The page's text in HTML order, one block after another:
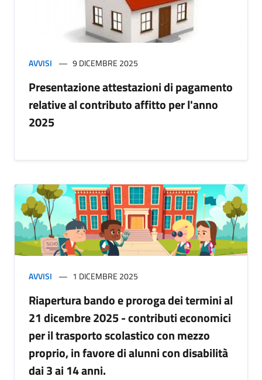
AVVISI 9 DICEMBRE 2025
Presentazione attestazioni di pagamento
relative al contributo affitto per l'anno
2025
AVVISI 1 DICEMBRE 2025
Riapertura bando e proroga dei termini al
21 dicembre 2025 - contributi economici
per il trasporto scolastico con mezzo
proprio, in favore di alunni con disabilità
dai 3 ai 14 anni.